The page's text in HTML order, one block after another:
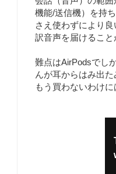
機能/送信機）を持
さえ使わずにより
訳音声を届けること
難点はAirPodsでし
んが耳からはみ出
もう買わないわけ